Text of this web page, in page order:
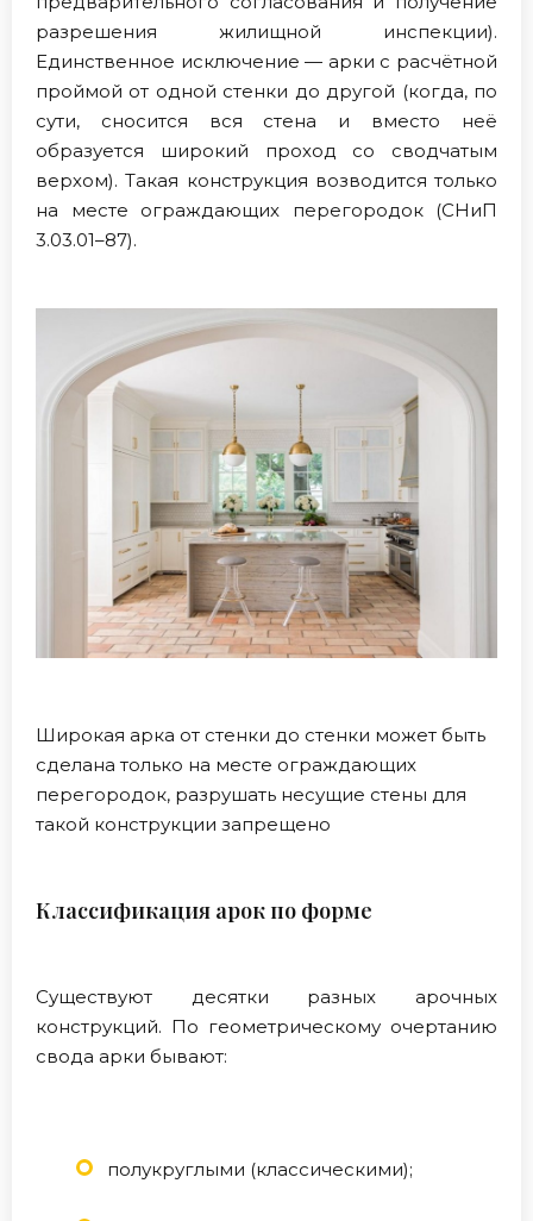
разрешения жилищной инспекции).
Единственное исключение — арки с расчётной
проймой от одной стенки до другой (когда, по
сути, сносится вся стена и вместо неё
образуется широкий проход со сводчатым
верхом). Такая конструкция возводится только
на месте ограждающих перегородок (СНиП
3.03.01–87).
Широкая арка от стенки до стенки может быть
сделана только на месте ограждающих
перегородок, разрушать несущие стены для
такой конструкции запрещено
Классификация арок по форме
Существуют десятки разных арочных
конструкций. По геометрическому очертанию
свода арки бывают:
полукруглыми (классическими);